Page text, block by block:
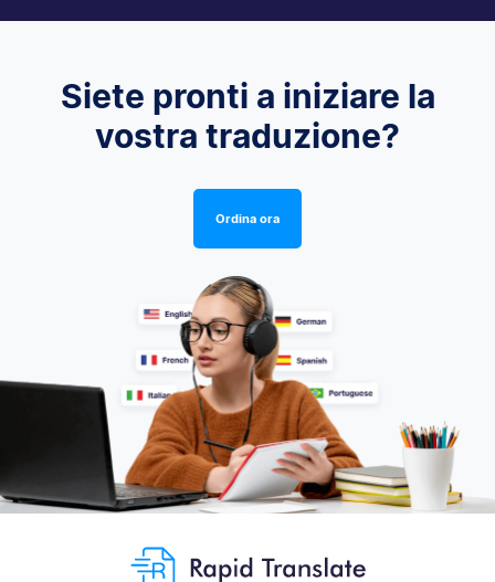
Siete pronti a iniziare la
vostra traduzione?
Ordina ora